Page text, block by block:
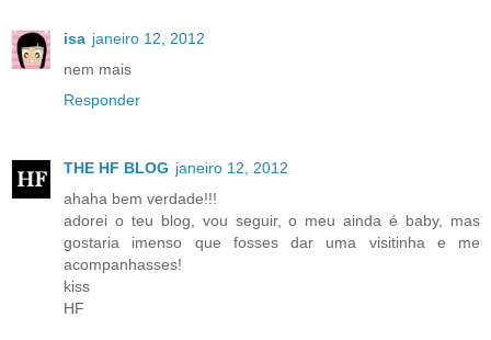
isa janeiro 12, 2012
nem mais
Responder
THE HF BLOG janeiro 12, 2012
ahaha bem verdade!!!
adorei o teu blog, vou seguir, o meu ainda é baby, mas
gostaria imenso que fosses dar uma visitinha e me
acompanhasses!
kiss
HF